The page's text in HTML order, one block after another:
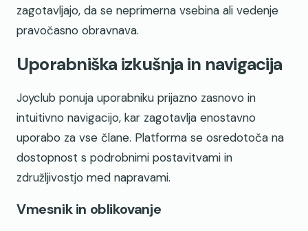
zagotavljajo, da se neprimerna vsebina ali vedenje
pravočasno obravnava.
Uporabniška izkušnja in navigacija
Joyclub ponuja uporabniku prijazno zasnovo in
intuitivno navigacijo, kar zagotavlja enostavno
uporabo za vse člane. Platforma se osredotoča na
dostopnost s podrobnimi postavitvami in
združljivostjo med napravami.
Vmesnik in oblikovanje